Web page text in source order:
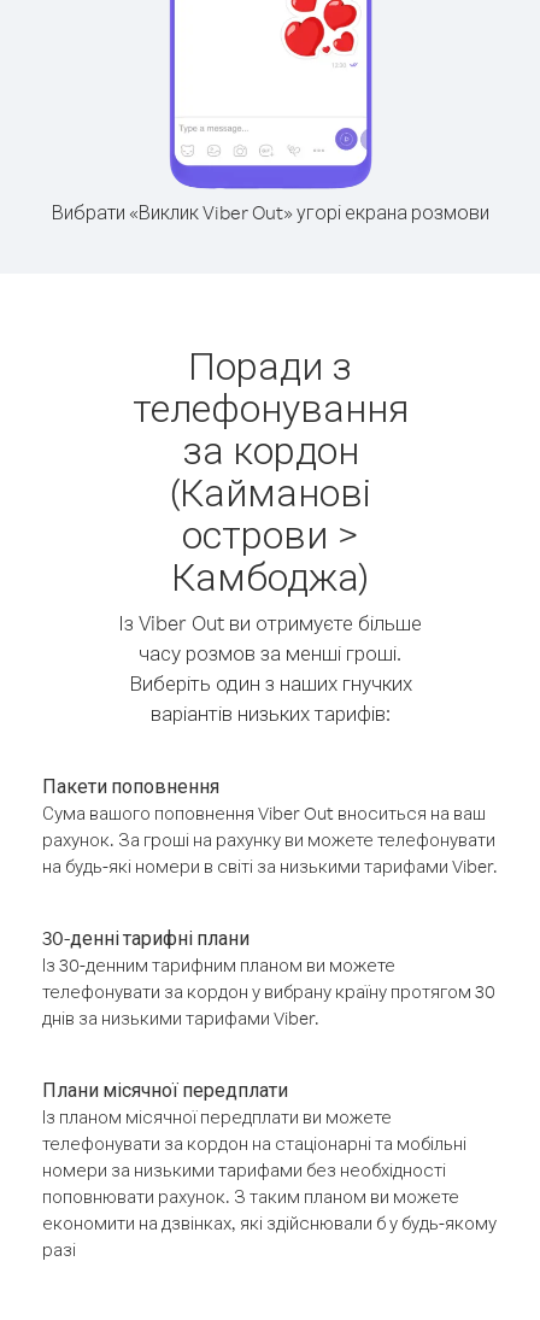
Вибрати «Виклик Viber Out» угорі екрана розмови
Поради з
телефонування
за кордон
(Кайманові
острови >
Камбоджа)
Із Viber Out ви отримуєте більше
часу розмов за менші гроші.
Виберіть один з наших гнучких
варіантів низьких тарифів:
Пакети поповнення
Сума вашого поповнення Viber Out вноситься на ваш
рахунок. За гроші на рахунку ви можете телефонувати
на будь-які номери в світі за низькими тарифами Viber.
30-денні тарифні плани
Із 30-денним тарифним планом ви можете
телефонувати за кордон у вибрану країну протягом 30
днів за низькими тарифами Viber.
Плани місячної передплати
Із планом місячної передплати ви можете
телефонувати за кордон на стаціонарні та мобільні
номери за низькими тарифами без необхідності
поповнювати рахунок. З таким планом ви можете
економити на дзвінках, які здійснювали б у будь-якому
разі